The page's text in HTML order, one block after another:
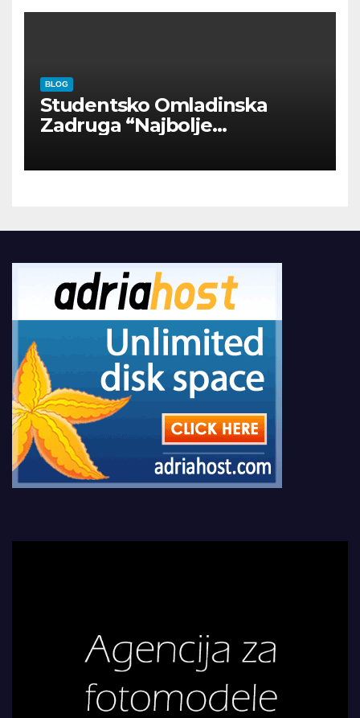
BLOG
Studentsko Omladinska
Zadruga “Najbolje